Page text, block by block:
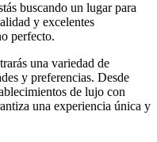
buscando un lugar para
y excelentes
perfecto.
una variedad de
y preferencias. Desde
de lujo con
una experiencia única y